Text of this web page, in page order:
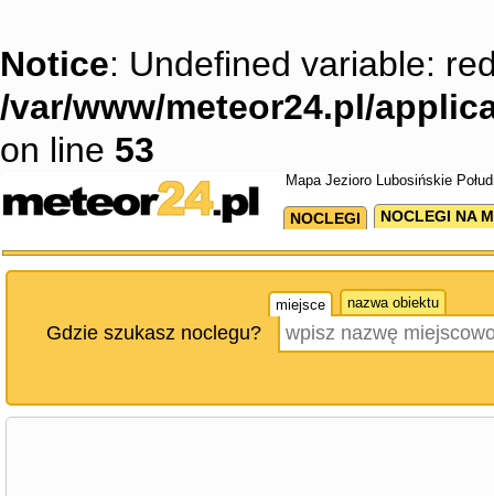
Notice: Undefined variable:
/var/www/meteor24.pl/
on line 53
Mapa Jezioro Lubosińskie
NOCLEGI NOCLEGI NA
miejsce nazwa obiektu
Gdzie szukasz noclegu?